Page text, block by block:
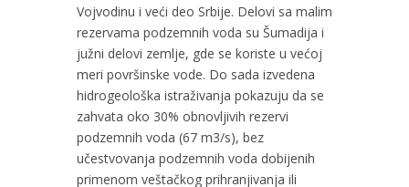
Vojvodinu i veći deo Srbije. Delovi sa malim
rezervama podzemnih voda su Šumadija i
južni delovi zemlje, gde se koriste u većoj
meri površinske vode. Do sada izvedena
hidrogeološka istraživanja pokazuju da se
zahvata oko 30% obnovljivih rezervi
podzemnih voda (67 m3/s), bez
učestvovanja podzemnih voda dobijenih
primenom veštačkog prihranjivanja ili